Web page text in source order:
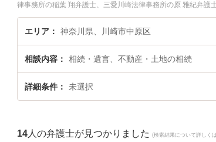
律事務所の稲葉 翔弁護士、三愛川崎法律事務所の原 雅紀弁
産・土地の相続のトラブルを今すぐに弁護士に相談したい』
を法律相談できる川崎市中原区内の弁護士に相談予約したい
エリア 神奈川県、川崎市中原区
相談内容 相続・遺言、不動産・土地の相続
詳細条件 未選択
14 人の弁護士が見つかりました (検索結果について詳しくは